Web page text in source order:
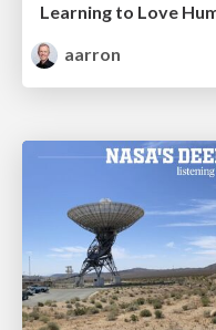
aarron